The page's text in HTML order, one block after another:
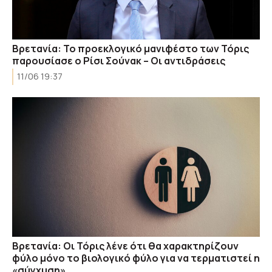
Βρετανία: Το προεκλογικό μανιφέστο των Τόρις
παρουσίασε ο Ρίσι Σούνακ – Oι αντιδράσεις
11/06 19:37
Βρετανία: Οι Τόρις λένε ότι θα χαρακτηρίζουν
φύλο μόνο το βιολογικό φύλο για να τερματιστεί η